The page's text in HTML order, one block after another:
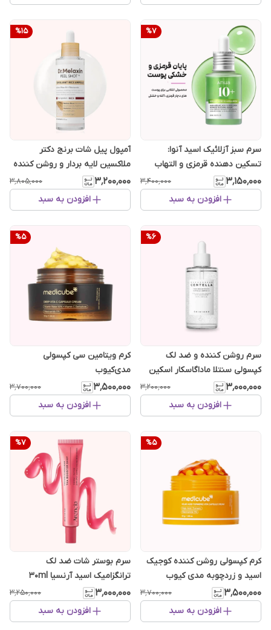
%7
​سرم سبز آزلائیک اسید آنوا:
تسکین دهنده قرمزی و التهاب
۳٬۱۵۰٬۰۰۰ ۳٬۴۰۰٬۰۰۰
افزودن به سبد
%15
آمپول پیل شات برنج دکتر
ملاکسین لایه بردار و روشن کننده
80 میل
۳٬۲۰۰٬۰۰۰ ۳٬۸۰۵٬۰۰۰
افزودن به سبد
%6
سرم روشن کننده و ضد لک
کپسولی سنتلا ماداگاسکار اسکین
۱۰۰۴
۳٬۰۰۰٬۰۰۰ ۳٬۲۰۰٬۰۰۰
افزودن به سبد
%5
کرم ویتامین سی کپسولی
مدی‌کیوب
۳٬۵۰۰٬۰۰۰ ۳٬۷۰۰٬۰۰۰
افزودن به سبد
%5
کرم کپسولی روشن‌ کننده کوجیک
اسید و زردچوبه مدی کیوب
۳٬۵۰۰٬۰۰۰ ۳٬۷۰۰٬۰۰۰
افزودن به سبد
%7
سرم بوستر شات ضد لک
ترانگزامیک اسید آرنسیا ‎ 30ml
۳٬۰۰۰٬۰۰۰ ۳٬۲۵۰٬۰۰۰
افزودن به سبد